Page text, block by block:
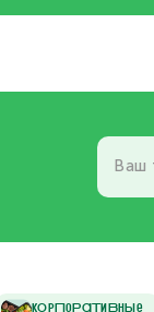
Ваш
кОрПоРаТиВнЫе